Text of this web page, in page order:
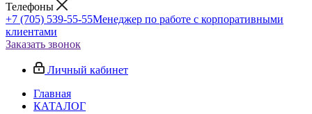
Телефоны
+7 (705) 539-55-55Менеджер по работе с корпоративными
клиентами
Заказать звонок
Личный кабинет
Главная
КАТАЛОГ